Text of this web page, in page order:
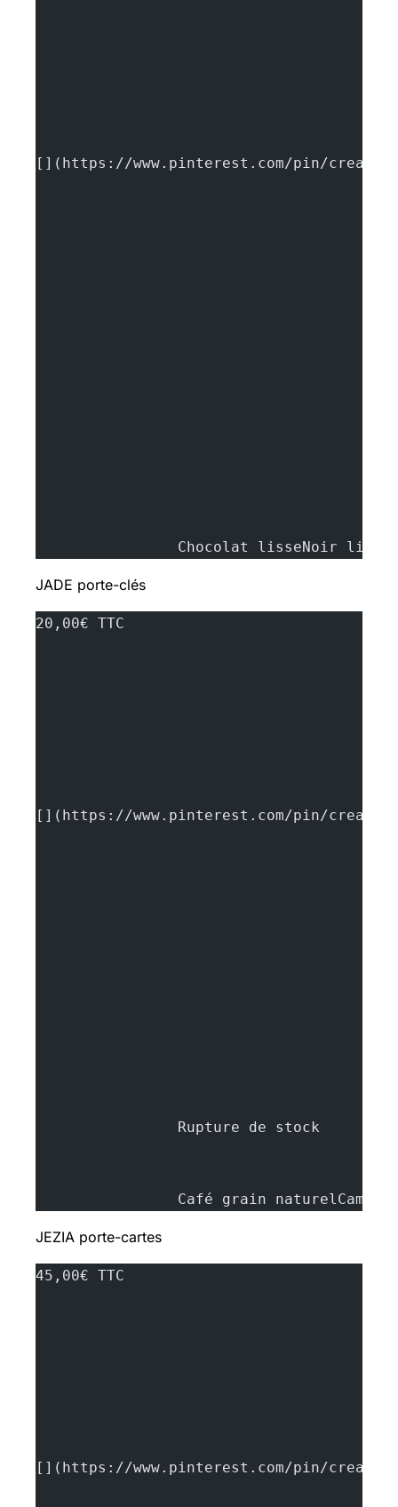
[](https://www.pinterest.com/pin/create/
		Chocolat lisseNoir lisse
JADE porte-clés
20,00€ TTC
[](https://www.pinterest.com/pin/create/
Café grain
JEZIA porte-cartes
45,00€ TTC
[](https://www.pinterest.com/pin/create/